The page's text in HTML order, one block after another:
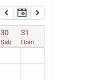
30
Sab
31
Dom